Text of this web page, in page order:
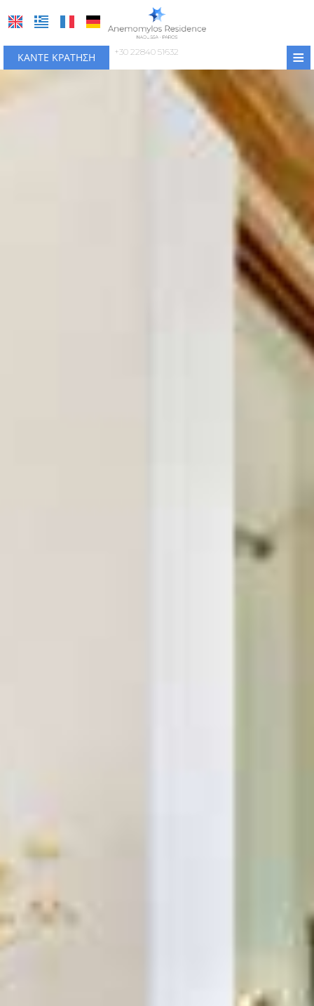
≡
+30 22840 51632
ΚΆΝΤΕ ΚΡΆΤΗΣΗ
ΑΡΧΙΚΉ
ΤΟΠΟΘΕΣΊΑ
Τοποθεσία - Νάουσα
ΔΙΑΜΟΝΉ
ΠΑΡΟΧΈΣ
Παροχές & υπηρεσίες
Πισίνα & Bar
COVID-19
ΦΩΤΟΓΡΑΦΊΕΣ
ΕΠΙΚΟΙΝΩΝΊΑ